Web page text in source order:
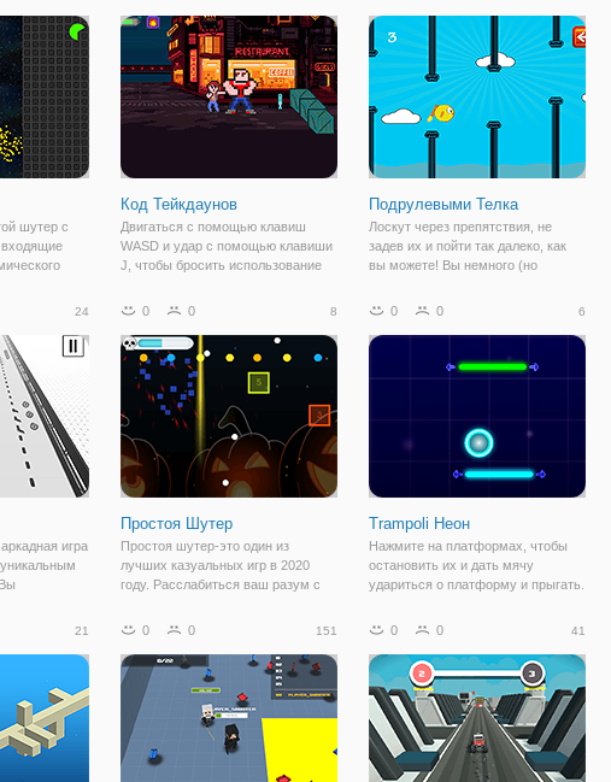
между
шутер с
Код Тейкдаунов
Двигаться с помощью клавиш
WASD и удар с помощью клавиши
J, чтобы бросить использование
путь к синей бейсбольной битой,
совет геймера: уничтожить ящики
Подрулевыми Телка
Лоскут через препятствия, не
задев их и пойти так далеко, как
вы можете! Вы немного (но
курица, которая хочет
вы не можете летать, вы
используете реактивный
24
игра
0 0 8
Простоя Шутер
Простоя шутер-это один из
лучших казуальных игр в 2020
году. Расслабиться ваш разум с
игра! Проведите пальцем или
контролировать свои шары и
уничтожить всех входящих
0 0 6
Trampoli Неон
Нажмите на платформах, чтобы
остановить их и дать мячу
удариться о платформу и прыгать.
21 0 0 151 0 0 41